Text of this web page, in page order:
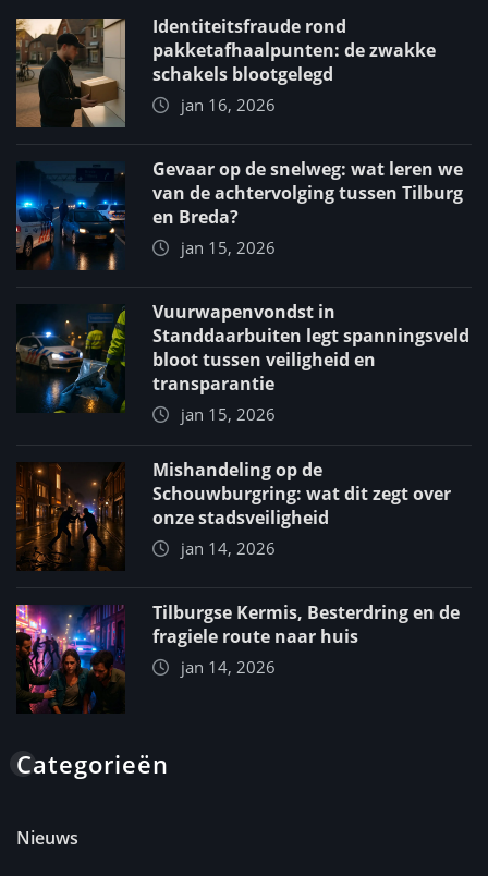
Identiteitsfraude rond
pakketafhaalpunten: de zwakke
schakels blootgelegd
jan 16, 2026
Gevaar op de snelweg: wat leren we
van de achtervolging tussen Tilburg
en Breda?
jan 15, 2026
Vuurwapenvondst in
Standdaarbuiten legt spanningsveld
bloot tussen veiligheid en
transparantie
jan 15, 2026
Mishandeling op de
Schouwburgring: wat dit zegt over
onze stadsveiligheid
jan 14, 2026
Tilburgse Kermis, Besterdring en de
fragiele route naar huis
jan 14, 2026
Categorieën
Nieuws